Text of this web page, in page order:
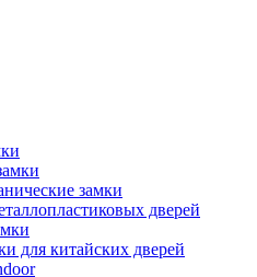
замки
дверей
для китайских дверей